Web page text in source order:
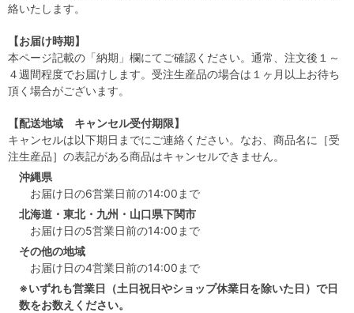
絡いたします。
【お届け時期】
本ページ記載の「納期」欄にてご確認ください。通常、注文後１～
４週間程度でお届けします。受注生産品の場合は１ヶ月以上お待ち
頂く場合がございます。
【配送地域 キャンセル受付期限】
キャンセルは以下期日までにご連絡ください。なお、商品名に［受
注生産品］の表記がある商品はキャンセルできません。
沖縄県
お届け日の6営業日前の14:00まで
北海道・東北・九州・山口県下関市
お届け日の5営業日前の14:00まで
その他の地域
お届け日の4営業日前の14:00まで
※いずれも営業日（土日祝日やショップ休業日を除いた日）で日
数をお数えください。